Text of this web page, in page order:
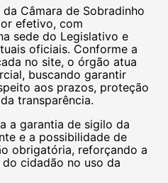
Câmara de Sobradinho
efetivo, com
sede do Legislativo e
oficiais. Conforme a
no site, o órgão atua
buscando garantir
aos prazos, proteção
transparência.
a garantia de sigilo da
e a possibilidade de
obrigatória, reforçando a
cidadão no uso da